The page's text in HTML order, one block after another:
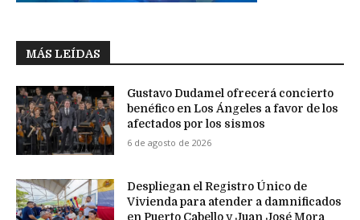
MÁS LEÍDAS
Gustavo Dudamel ofrecerá concierto
benéfico en Los Ángeles a favor de los
afectados por los sismos
6 de agosto de 2026
Despliegan el Registro Único de
Vivienda para atender a damnificados
en Puerto Cabello y Juan José Mora